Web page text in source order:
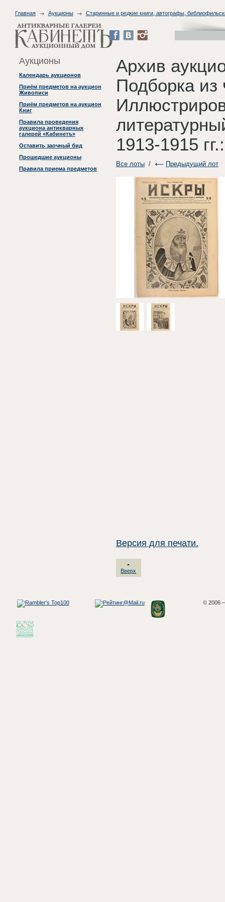
Главная Аукционы Старинные и редкие книги, автографы,
Аукционы
Календарь аукционов
Приём предметов на аукцион
Живописи
Приём предметов на аукцион
Книг
Правила проведения
аукциона антикварных
галерей «Кабинетъ»
Оставить заочный бид
Прошедшие аукционы
Правила приема предметов
Архив
Подборка
1913-1915 гг.:
Все лоты/ Предыдущий лот
Версия для печати.
Вверх
© 2006